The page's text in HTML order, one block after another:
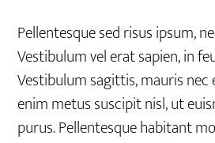
Pellentesque sed risus ipsum,
Vestibulum vel erat sapien, in
Vestibulum sagittis, mauris nec
enim metus suscipit nisl, ut
purus. Pellentesque habitant